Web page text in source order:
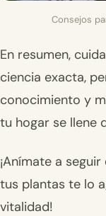
Consejos
En resumen,
ciencia exacta,
conocimiento y
tu hogar se llene
¡Anímate a
tus plantas te lo
vitalidad!